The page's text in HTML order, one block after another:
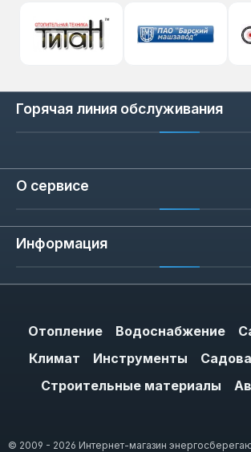
Горячая линия обслуживания
О сервисе
Информация
Отопление Водоснабжение
Климат
Инструменты
Строительные материалы
© 2009 - 2026 Интернет-магазин